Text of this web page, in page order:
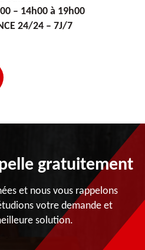
– 14h00 à 19h00
24/24 – 7J/7
gratuitement
et nous vous rappelons
votre demande et
solution.